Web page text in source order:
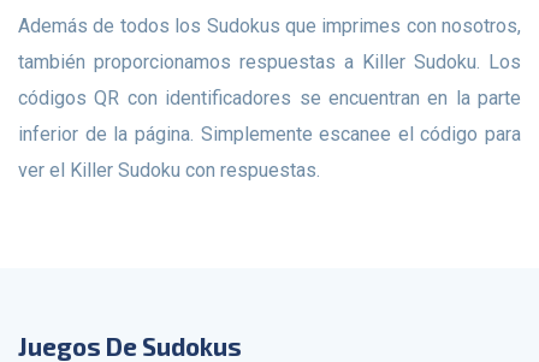
Además de todos los Sudokus que imprimes con nosotros,
también proporcionamos respuestas a Killer Sudoku. Los
códigos QR con identificadores se encuentran en la parte
inferior de la página. Simplemente escanee el código para
ver el Killer Sudoku con respuestas.
Juegos De Sudokus